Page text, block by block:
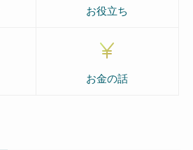
お役立ち
お金の話